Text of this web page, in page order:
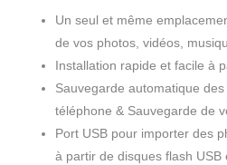
Un seul et même
de vos photos, vidéos,
Installation rapide et facile à
Sauvegarde automatique
téléphone & Sauvegarde de
Port USB pour importer des
à partir de disques flash